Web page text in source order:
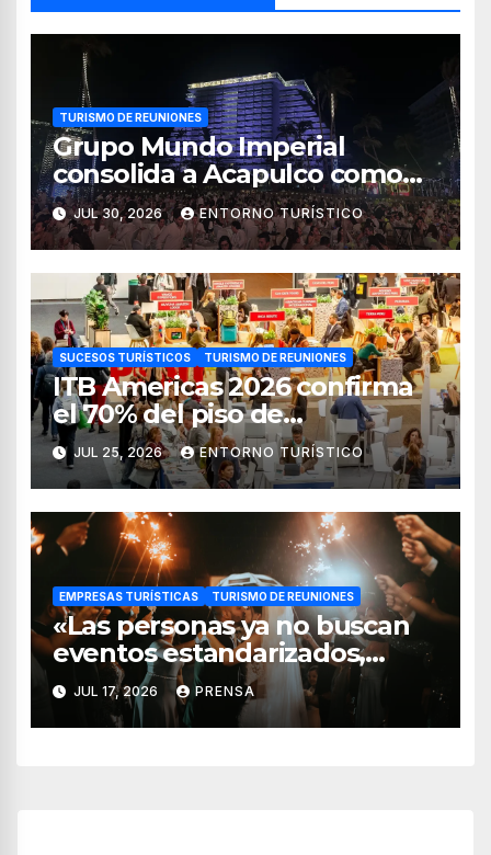
TURISMO DE REUNIONES
Grupo Mundo Imperial
consolida a Acapulco como
destino líder para la industria
de reuniones
JUL 30, 2026 ENTORNO TURÍSTICO
SUCESOS TURÍSTICOS TURISMO DE REUNIONES
ITB Americas 2026 confirma
el 70% del piso de
exposición vendido
JUL 25, 2026 ENTORNO TURÍSTICO
EMPRESAS TURÍSTICAS TURISMO DE REUNIONES
«Las personas ya no buscan
eventos estandarizados,
quieren vivir experiencias»:
Adrián Pedraza
JUL 17, 2026 PRENSA